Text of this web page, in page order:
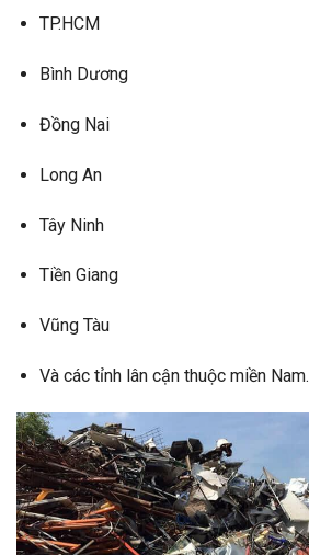
TP.HCM
Bình Dương
Đồng Nai
Long An
Tây Ninh
Tiền Giang
Vũng Tàu
Và các tỉnh lân cận thuộc miền Nam.